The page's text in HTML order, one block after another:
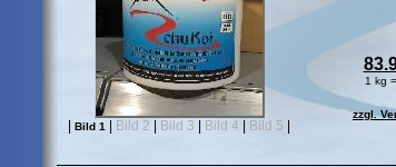
Bild 1 Bild 2 Bild 3 Bild 4 Bild 5
1 kg
zzgl.